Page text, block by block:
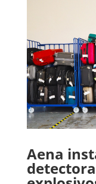
Aena